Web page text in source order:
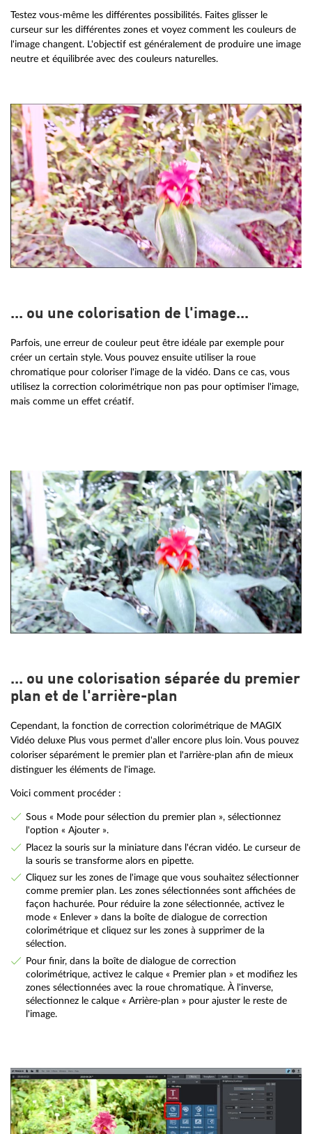
Testez vous-même les différentes possibilités. Faites glisser le
curseur sur les différentes zones et voyez comment les couleurs de
l'image changent. L'objectif est généralement de produire une image
neutre et équilibrée avec des couleurs naturelles.
... ou une colorisation de l'image...
Parfois, une erreur de couleur peut être idéale par exemple pour
créer un certain style. Vous pouvez ensuite utiliser la roue
chromatique pour coloriser l'image de la vidéo. Dans ce cas, vous
utilisez la correction colorimétrique non pas pour optimiser l'image,
mais comme un effet créatif.
... ou une colorisation séparée du premier
plan et de l'arrière-plan
Cependant, la fonction de correction colorimétrique de MAGIX
Vidéo deluxe Plus vous permet d'aller encore plus loin. Vous pouvez
coloriser séparément le premier plan et l'arrière-plan afin de mieux
distinguer les éléments de l'image.
Voici comment procéder :
Sous « Mode pour sélection du premier plan », sélectionnez
l'option « Ajouter ».
Placez la souris sur la miniature dans l'écran vidéo. Le curseur de
la souris se transforme alors en pipette.
Cliquez sur les zones de l'image que vous souhaitez sélectionner
comme premier plan. Les zones sélectionnées sont affichées de
façon hachurée. Pour réduire la zone sélectionnée, activez le
mode « Enlever » dans la boîte de dialogue de correction
colorimétrique et cliquez sur les zones à supprimer de la
sélection.
Pour finir, dans la boîte de dialogue de correction
colorimétrique, activez le calque « Premier plan » et modifiez les
zones sélectionnées avec la roue chromatique. À l'inverse,
sélectionnez le calque « Arrière-plan » pour ajuster le reste de
l'image.